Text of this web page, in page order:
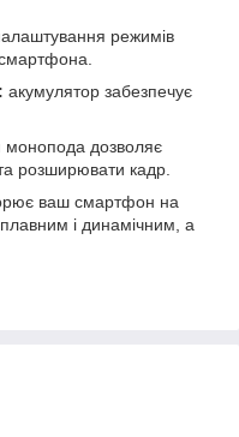
режимів
смартфона.
акумулятор забезпечує
монопода дозволяє
розширювати кадр.
ваш смартфон на
і динамічним, а